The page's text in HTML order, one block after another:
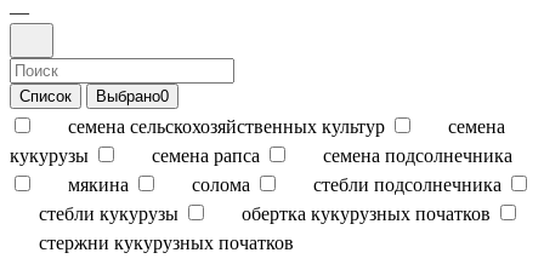
—
Список Выбрано0
семена сельскохозяйственных культур
семена
кукурузы
семена рапса
семена подсолнечника
мякина
солома
стебли подсолнечника
стебли кукурузы
обертка кукурузных початков
стержни кукурузных початков